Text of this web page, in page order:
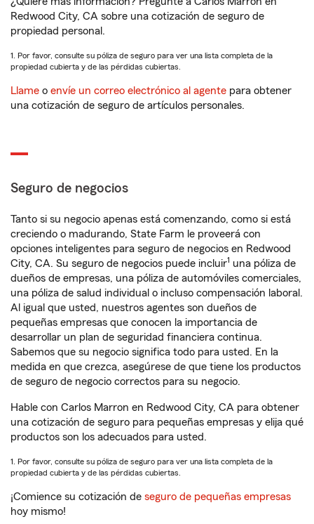
Redwood City, CA sobre una cotización de seguro de
propiedad personal.
1. Por favor, consulte su póliza de seguro para ver una lista completa de la
propiedad cubierta y de las pérdidas cubiertas.
Llame o envíe un correo electrónico al agente para obtener
una cotización de seguro de artículos personales.
Seguro de negocios
Tanto si su negocio apenas está comenzando, como si está
creciendo o madurando, State Farm le proveerá con
opciones inteligentes para seguro de negocios en Redwood
City, CA. Su seguro de negocios puede incluir1 una póliza de
dueños de empresas, una póliza de automóviles comerciales,
una póliza de salud individual o incluso compensación laboral.
Al igual que usted, nuestros agentes son dueños de
pequeñas empresas que conocen la importancia de
desarrollar un plan de seguridad financiera continua.
Sabemos que su negocio significa todo para usted. En la
medida en que crezca, asegúrese de que tiene los productos
de seguro de negocio correctos para su negocio.
Hable con Carlos Marron en Redwood City, CA para obtener
una cotización de seguro para pequeñas empresas y elija qué
productos son los adecuados para usted.
1. Por favor, consulte su póliza de seguro para ver una lista completa de la
propiedad cubierta y de las pérdidas cubiertas.
¡Comience su cotización de seguro de pequeñas empresas
hoy mismo!